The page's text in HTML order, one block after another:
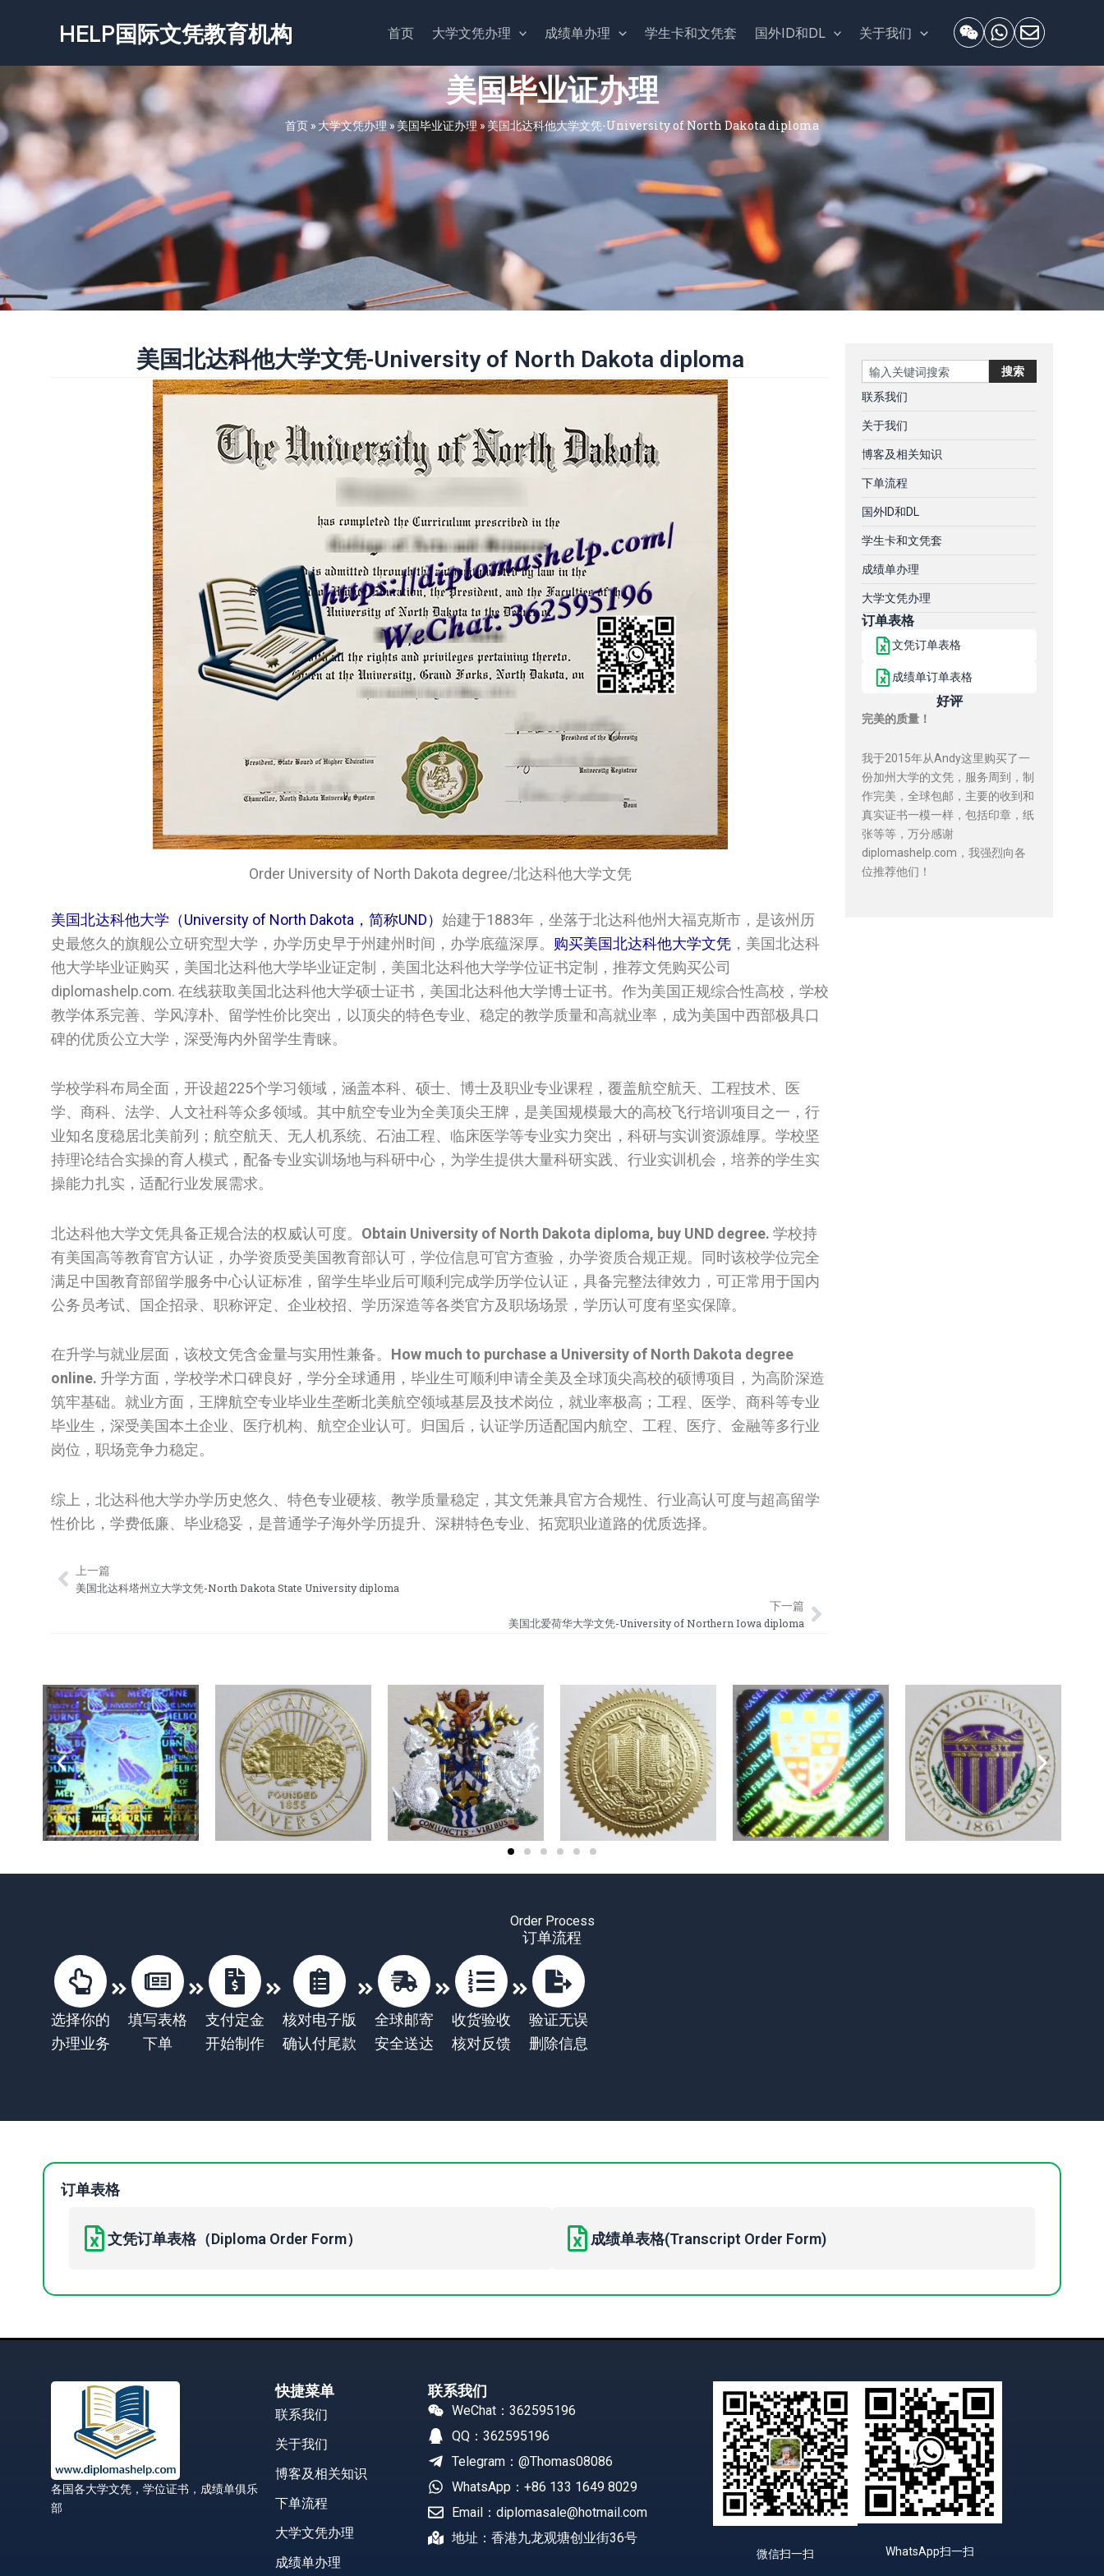
容
HELP国际文凭教育机构 首页 大学文凭办理 成绩单办理 学生卡和文凭套 国外ID和DL 关于我们
美国毕业证办理
首页 » 大学文凭办理 »美国毕业证办理 »美国北达科他大学文凭-University of North Dakota diploma
美国北达科他大学文凭-University of North Dakota diploma
Order University of North Dakota degree/北达科他大学文凭
美国北达科他大学（University of North Dakota，简称UND） 始建于1883年，坐落于北达科他州大福克斯市，是该州历
史最悠久的旗舰公立研究型大学，办学历史早于州建州时间，办学底蕴深厚。 购买美国北达科他大学文凭 ，美国北达科
他大学毕业证购买，美国北达科他大学毕业证定制，美国北达科他大学学位证书定制，推荐文凭购买公司
diplomashelp.com. 在线获取美国北达科他大学硕士证书，美国北达科他大学博士证书。作为美国正规综合性高校，学校
教学体系完善、学风淳朴、留学性价比突出，以顶尖的特色专业、稳定的教学质量和高就业率，成为美国中西部极具口
碑的优质公立大学，深受海内外留学生青睐。
学校学科布局全面，开设超225个学习领域，涵盖本科、硕士、博士及职业专业课程，覆盖航空航天、工程技术、医
学、商科、法学、人文社科等众多领域。其中航空专业为全美顶尖王牌，是美国规模最大的高校飞行培训项目之一，行
业知名度稳居北美前列；航空航天、无人机系统、石油工程、临床医学等专业实力突出，科研与实训资源雄厚。学校坚
持理论结合实操的育人模式，配备专业实训场地与科研中心，为学生提供大量科研实践、行业实训机会，培养的学生实
操能力扎实，适配行业发展需求。
北达科他大学文凭具备正规合法的权威认可度。 Obtain University of North Dakota diploma, buy UND degree. 学校持
有美国高等教育官方认证，办学资质受美国教育部认可，学位信息可官方查验，办学资质合规正规。同时该校学位完全
满足中国教育部留学服务中心认证标准，留学生毕业后可顺利完成学历学位认证，具备完整法律效力，可正常用于国内
公务员考试、国企招录、职称评定、企业校招、学历深造等各类官方及职场场景，学历认可度有坚实保障。
在升学与就业层面，该校文凭含金量与实用性兼备。 How much to purchase a University of North Dakota degree
online. 升学方面，学校学术口碑良好，学分全球通用，毕业生可顺利申请全美及全球顶尖高校的硕博项目，为高阶深造
筑牢基础。就业方面，王牌航空专业毕业生垄断北美航空领域基层及技术岗位，就业率极高；工程、医学、商科等专业
毕业生，深受美国本土企业、医疗机构、航空企业认可。归国后，认证学历适配国内航空、工程、医疗、金融等多行业
岗位，职场竞争力稳定。
综上，北达科他大学办学历史悠久、特色专业硬核、教学质量稳定，其文凭兼具官方合规性、行业高认可度与超高留学
性价比，学费低廉、毕业稳妥，是普通学子海外学历提升、深耕特色专业、拓宽职业道路的优质选择。
Prev
上一篇
美国北达科塔州立大学文凭-North Dakota State University diploma
下一篇
美国北爱荷华大学文凭-University of Northern Iowa diploma
Search 搜索
联系我们
关于我们
博客及相关知识
下单流程
国外ID和DL
学生卡和文凭套
成绩单办理
大学文凭办理
订单表格
文凭订单表格
成绩单订单表格
好评
完美的质量！
我于2015年从Andy这里购买了一
份加州大学的文凭，服务周到，制
作完美，全球包邮，主要的收到和
真实证书一模一样，包括印章，纸
张等等，万分感谢
diplomashelp.com，我强烈向各
位推荐他们！
Order Process
订单流程
选择你的
办理业务
填写表格
下单
支付定金
开始制作
核对电子版
确认付尾款
全球邮寄
安全送达
收货验收
核对反馈
验证无误
删除信息
订单表格
文凭订单表格（Diploma Order Form） 成绩单表格(Transcript Order Form)
各国各大学文凭，学位证书，成绩单俱乐
部
快捷菜单
联系我们
关于我们
博客及相关知识
下单流程
大学文凭办理
成绩单办理
联系我们
WeChat：362595196
QQ：362595196
Telegram：@Thomas08086
WhatsApp：+86 133 1649 8029
Email：diplomasale@hotmail.com
地址：香港九龙观塘创业街36号
微信扫一扫 WhatsApp扫一扫